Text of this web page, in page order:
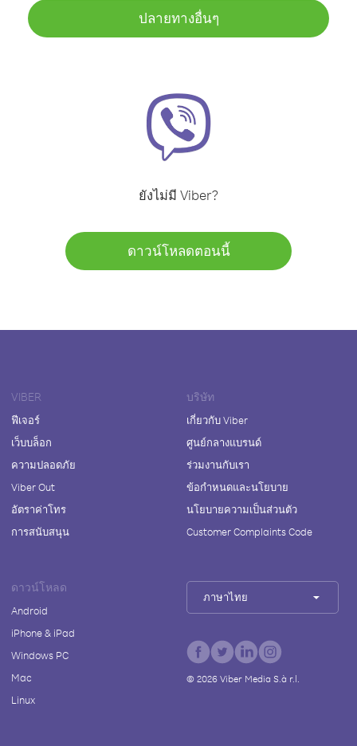
ปลายทางอื่นๆ
ยังไม่มี Viber?
ดาวน์โหลดตอนนี้
VIBER
ฟีเจอร์
เว็บบล็อก
ความปลอดภัย
Viber Out
อัตราค่าโทร
การสนับสนุน
บริษัท
เกี่ยวกับ Viber
ศูนย์กลางแบรนด์
ร่วมงานกับเรา
ข้อกำหนดและนโยบาย
นโยบายความเป็นส่วนตัว
Customer Complaints Code
ดาวน์โหลด
Android
iPhone & iPad
Windows PC
Mac
Linux
ภาษาไทย
© 2026Viber Media S.à r.l.